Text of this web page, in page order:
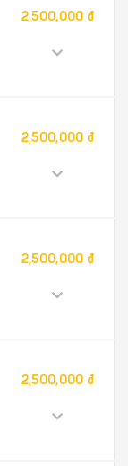
2,500,000 đ
2,500,000 đ
2,500,000 đ
2,500,000 đ